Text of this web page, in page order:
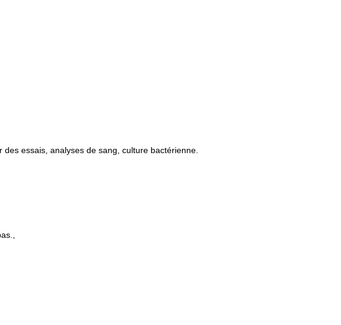
essais, analyses de sang, culture bactérienne.